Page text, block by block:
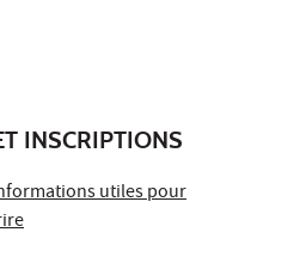
INSCRIPTIONS
utiles pour